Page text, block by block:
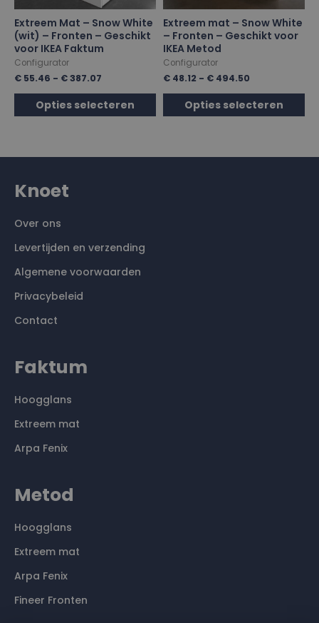
Extreem Mat – Snow White
(wit) – Fronten – Geschikt
voor IKEA Faktum
Configurator
€ 55.46 - €387.07
Opties selecteren
Extreem mat – Snow White
– Fronten – Geschikt voor
IKEA Metod
Configurator
€ 48.12 - € 494.50
Opties selecteren
Knoet
Over ons
Levertijden en verzending
Algemene voorwaarden
Privacybeleid
Contact
Faktum
Hoogglans
Extreem mat
Arpa Fenix
Metod
Hoogglans
Extreem mat
Arpa Fenix
Fineer Fronten